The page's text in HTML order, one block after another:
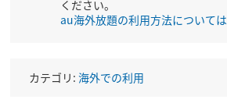
ください。
au海外放題の利用方法について
カテゴリ: 海外での利用